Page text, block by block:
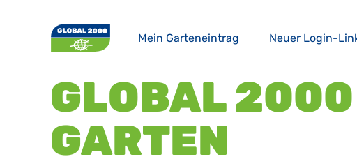
Mein Garteneintrag Neuer Login-
GLOBAL
GARTEN